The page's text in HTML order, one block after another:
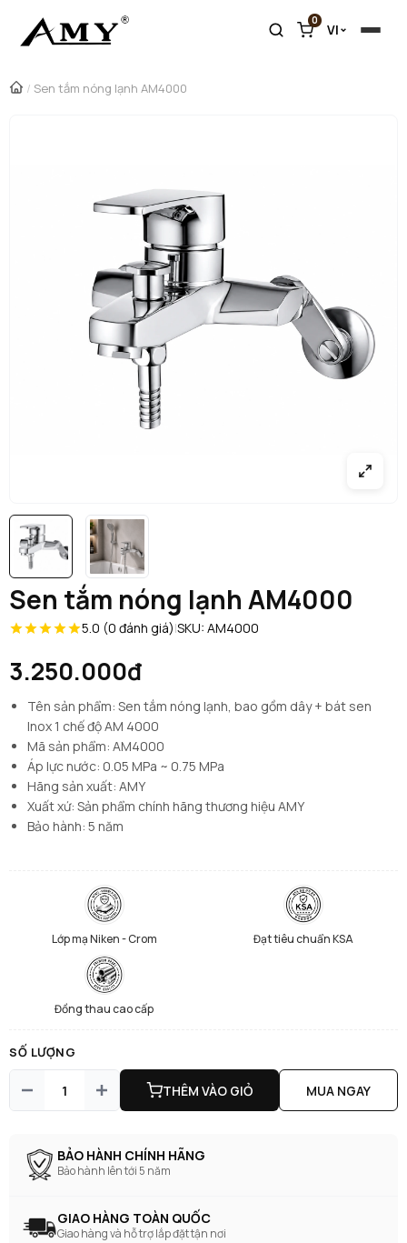
0
VI
/ Sen tắm nóng lạnh AM4000
Sen tắm nóng lạnh AM4000
5.0 (0 đánh giá)|SKU: AM4000
3.250.000đ
Tên sản phẩm: Sen tắm nóng lạnh, bao gồm dây + bát sen
Inox 1 chế độ AM 4000
Mã sản phẩm: AM4000
Áp lực nước: 0.05 MPa ~ 0.75 MPa
Hãng sản xuất: AMY
Xuất xứ: Sản phẩm chính hãng thương hiệu AMY
Bảo hành: 5 năm
Lớp mạ Niken - Crom Đạt tiêu chuẩn KSA
Đồng thau cao cấp
SỐ LƯỢNG
THÊM VÀO GIỎ MUA NGAY
BẢO HÀNH CHÍNH HÃNG
Bảo hành lên tới 5 năm
GIAO HÀNG TOÀN QUỐC
Giao hàng và hỗ trợ lắp đặt tận nơi